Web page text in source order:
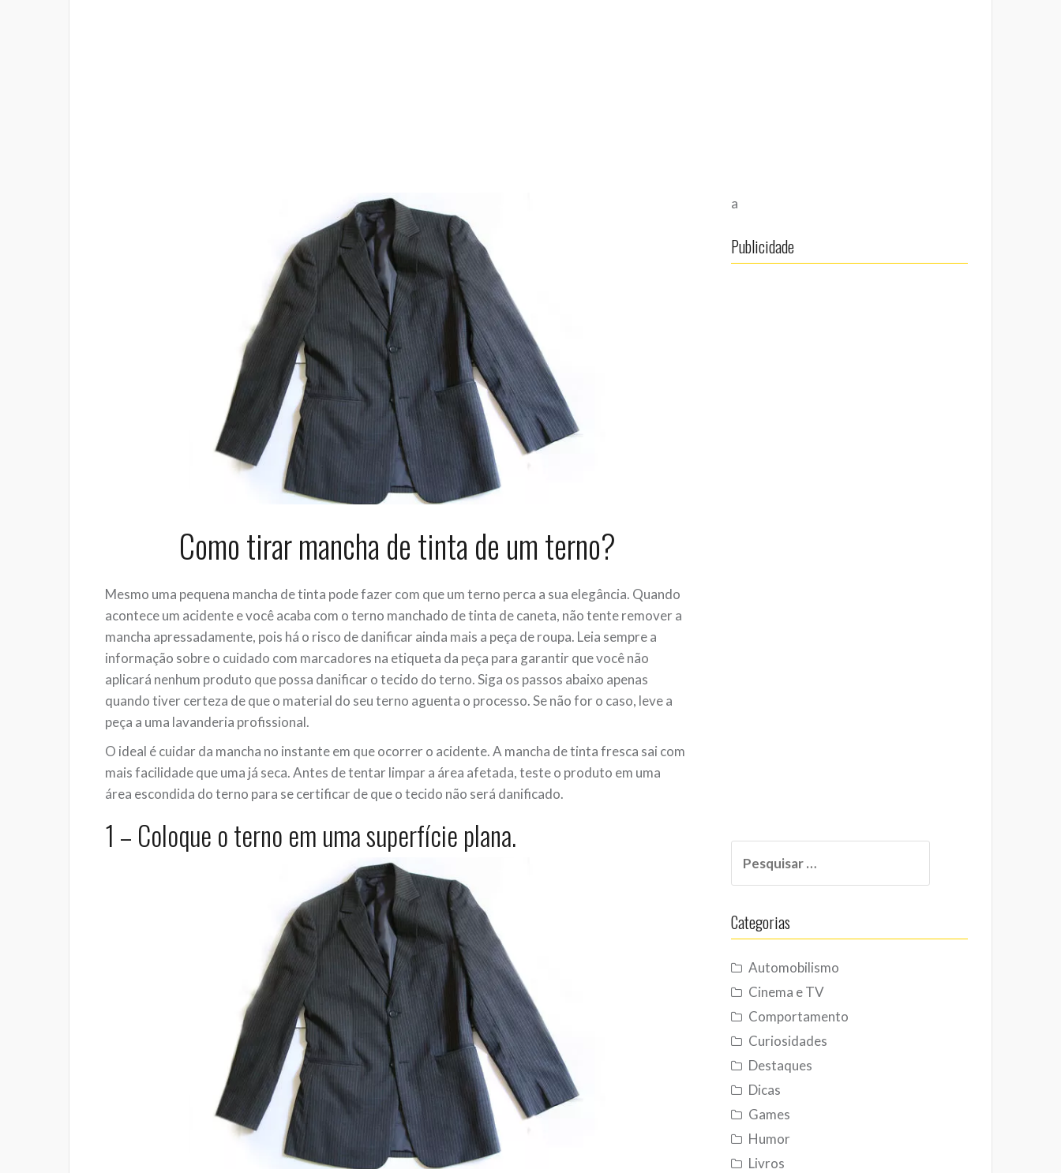
Como tirar mancha de tinta de um terno?
Mesmo uma pequena mancha de tinta pode fazer com que um terno perca a sua elegância. Quando
acontece um acidente e você acaba com o terno manchado de tinta de caneta, não tente remover a
mancha apressadamente, pois há o risco de danificar ainda mais a peça de roupa. Leia sempre a
informação sobre o cuidado com marcadores na etiqueta da peça para garantir que você não
aplicará nenhum produto que possa danificar o tecido do terno. Siga os passos abaixo apenas
quando tiver certeza de que o material do seu terno aguenta o processo. Se não for o caso, leve a
peça a uma lavanderia profissional.
O ideal é cuidar da mancha no instante em que ocorrer o acidente. A mancha de tinta fresca sai com
mais facilidade que uma já seca. Antes de tentar limpar a área afetada, teste o produto em uma
área escondida do terno para se certificar de que o tecido não será danificado.
1 – Coloque o terno em uma superfície plana.
a
Publicidade
por:
Categorias
Automobilismo
Cinema e TV
Comportamento
Curiosidades
Destaques
Dicas
Games
Humor
Livros